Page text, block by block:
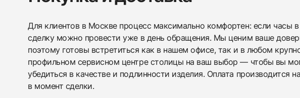
Для клиентов в Москве процесс максимально комфортен: если часы
сделку можно провести уже в день обращения. Мы ценим ваше
поэтому готовы встретиться как в нашем офисе, так и в любом
профильном сервисном центре столицы на ваш выбор — чтобы вы
убедиться в качестве и подлинности изделия. Оплата производится
в момент сделки.
Отправить